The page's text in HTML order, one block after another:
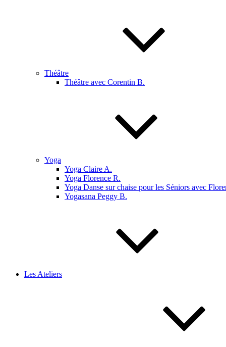
Théâtre
Théâtre avec Corentin B.
Yoga
Yoga Claire A.
Yoga Florence R.
Yoga Danse sur chaise pour les Séniors avec
Yogasana Peggy B.
Les Ateliers